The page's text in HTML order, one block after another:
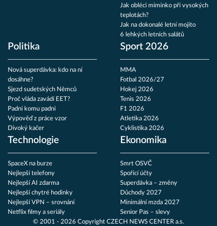
Jak obléci miminko při vysokých
teplotách?
Jak na dokonalé letní mojito
6 lehkých letních salátů
Politika
Nová superdávka: kdo na ní
dosáhne?
Sjezd sudetských Němců
Proč vláda zavádí EET?
Padni komu padni
Výpověď z práce vzor
Divoký kačer
Sport 2026
MMA
Fotbal 2026/27
Hokej 2026
Tenis 2026
F1 2026
Atletika 2026
Cyklistika 2026
Technologie
SpaceX na burze
Nejlepší telefony
Nejlepší AI zdarma
Nejlepší chytré hodinky
Nejlepší VPN – srovnání
Netflix filmy a seriály
Ekonomika
Smrt OSVČ
Spořicí účty
Superdávka – změny
Důchody 2027
Minimální mzda 2027
Senior Pas – slevy
© 2001 - 2026 Copyright CZECH NEWS CENTER a.s.